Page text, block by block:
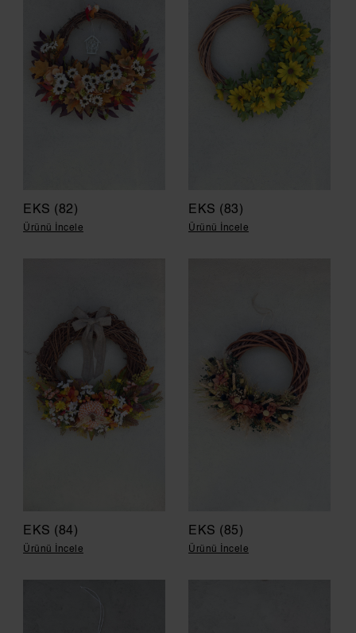
EKS (82)
Ürünü İncele
EKS (83)
Ürünü İncele
EKS (84)
Ürünü İncele
EKS (85)
Ürünü İncele